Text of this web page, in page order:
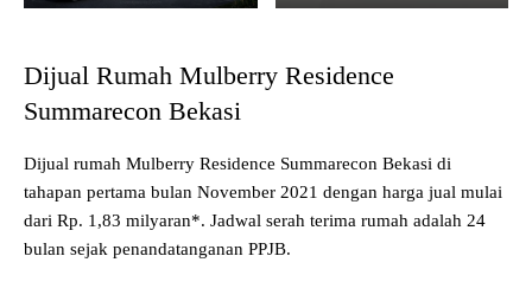
Dijual Rumah Mulberry Residence
Summarecon Bekasi
Dijual rumah Mulberry Residence Summarecon Bekasi di
tahapan pertama bulan November 2021 dengan harga jual mulai
dari Rp. 1,83 milyaran*. Jadwal serah terima rumah adalah 24
bulan sejak penandatanganan PPJB.